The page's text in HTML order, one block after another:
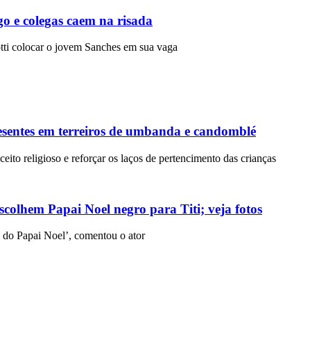
e colegas caem na risada
colocar o jovem Sanches em sua vaga
em terreiros de umbanda e candomblé
religioso e reforçar os laços de pertencimento das crianças
Papai Noel negro para Titi; veja fotos
Papai Noel’, comentou o ator